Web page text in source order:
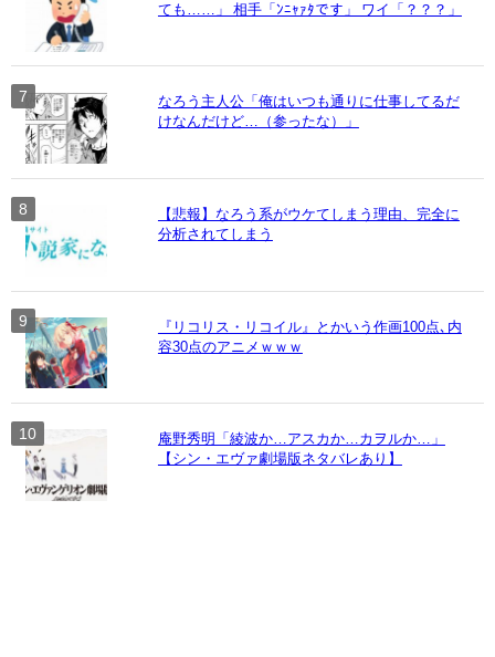
ても……」 相手「ﾝﾆｬｧﾀです」 ワイ「？？？」
なろう主人公「俺はいつも通りに仕事してるだ
けなんだけど…（参ったな）」
【悲報】なろう系がウケてしまう理由、完全に
分析されてしまう
『リコリス・リコイル』とかいう作画100点､内
容30点のアニメｗｗｗ
庵野秀明「綾波か…アスカか…カヲルか…」
【シン・エヴァ劇場版ネタバレあり】